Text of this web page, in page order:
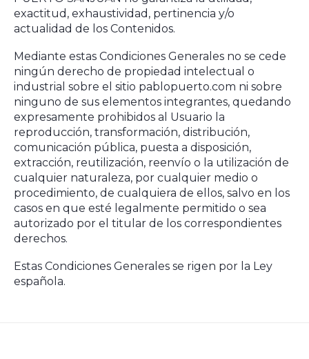
exactitud, exhaustividad, pertinencia y/o
actualidad de los Contenidos.
Mediante estas Condiciones Generales no se cede
ningún derecho de propiedad intelectual o
industrial sobre el sitio pablopuerto.com ni sobre
ninguno de sus elementos integrantes, quedando
expresamente prohibidos al Usuario la
reproducción, transformación, distribución,
comunicación pública, puesta a disposición,
extracción, reutilización, reenvío o la utilización de
cualquier naturaleza, por cualquier medio o
procedimiento, de cualquiera de ellos, salvo en los
casos en que esté legalmente permitido o sea
autorizado por el titular de los correspondientes
derechos.
Estas Condiciones Generales se rigen por la Ley
española.